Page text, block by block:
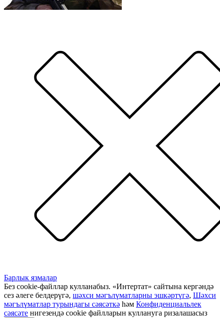
Барлык язмалар
Без cookie-файллар кулланабыз. «Интертат» сайтына кергәндә
сез әлеге белдерүгә, шәхси мәгълүматларны эшкәртүгә, Шәхси
мәгълүматлар турындагы сәясәткә һәм Конфиденциальлек
сәясәте нигезендә cookie файлларын куллануга ризалашасыз